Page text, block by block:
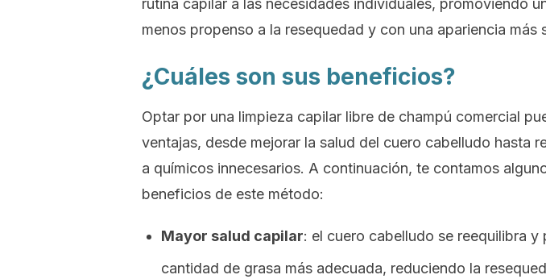
rutina capilar a las necesidades individuales, promoviendo
menos propenso a la resequedad y con una apariencia más
¿Cuáles son sus beneficios?
Optar por una limpieza capilar libre de champú comercial
ventajas, desde mejorar la salud del cuero cabelludo hasta
a químicos innecesarios. A continuación, te contamos
beneficios de este método:
Mayor salud capilar: el cuero cabelludo se reequilibra y
cantidad de grasa más adecuada, reduciendo la